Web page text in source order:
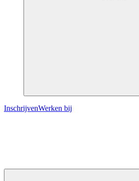
InschrijvenWerken bij